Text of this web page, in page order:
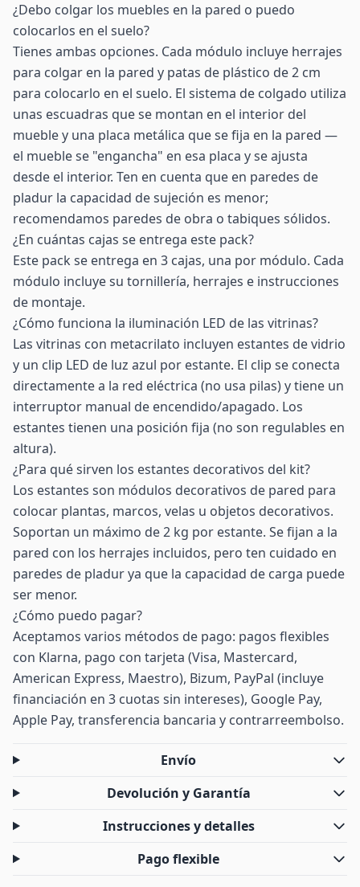
¿Debo colgar los muebles en la pared o puedo
colocarlos en el suelo?
Tienes ambas opciones. Cada módulo incluye herrajes
para colgar en la pared y patas de plástico de 2 cm
para colocarlo en el suelo. El sistema de colgado utiliza
unas escuadras que se montan en el interior del
mueble y una placa metálica que se fija en la pared —
el mueble se "engancha" en esa placa y se ajusta
desde el interior. Ten en cuenta que en paredes de
pladur la capacidad de sujeción es menor;
recomendamos paredes de obra o tabiques sólidos.
¿En cuántas cajas se entrega este pack?
Este pack se entrega en 3 cajas, una por módulo. Cada
módulo incluye su tornillería, herrajes e instrucciones
de montaje.
¿Cómo funciona la iluminación LED de las vitrinas?
Las vitrinas con metacrilato incluyen estantes de vidrio
y un clip LED de luz azul por estante. El clip se conecta
directamente a la red eléctrica (no usa pilas) y tiene un
interruptor manual de encendido/apagado. Los
estantes tienen una posición fija (no son regulables en
altura).
¿Para qué sirven los estantes decorativos del kit?
Los estantes son módulos decorativos de pared para
colocar plantas, marcos, velas u objetos decorativos.
Soportan un máximo de 2 kg por estante. Se fijan a la
pared con los herrajes incluidos, pero ten cuidado en
paredes de pladur ya que la capacidad de carga puede
ser menor.
¿Cómo puedo pagar?
Aceptamos varios métodos de pago: pagos flexibles
con Klarna, pago con tarjeta (Visa, Mastercard,
American Express, Maestro), Bizum, PayPal (incluye
financiación en 3 cuotas sin intereses), Google Pay,
Apple Pay, transferencia bancaria y contrarreembolso.
Envío
Devolución y Garantía
Instrucciones y detalles
Pago flexible